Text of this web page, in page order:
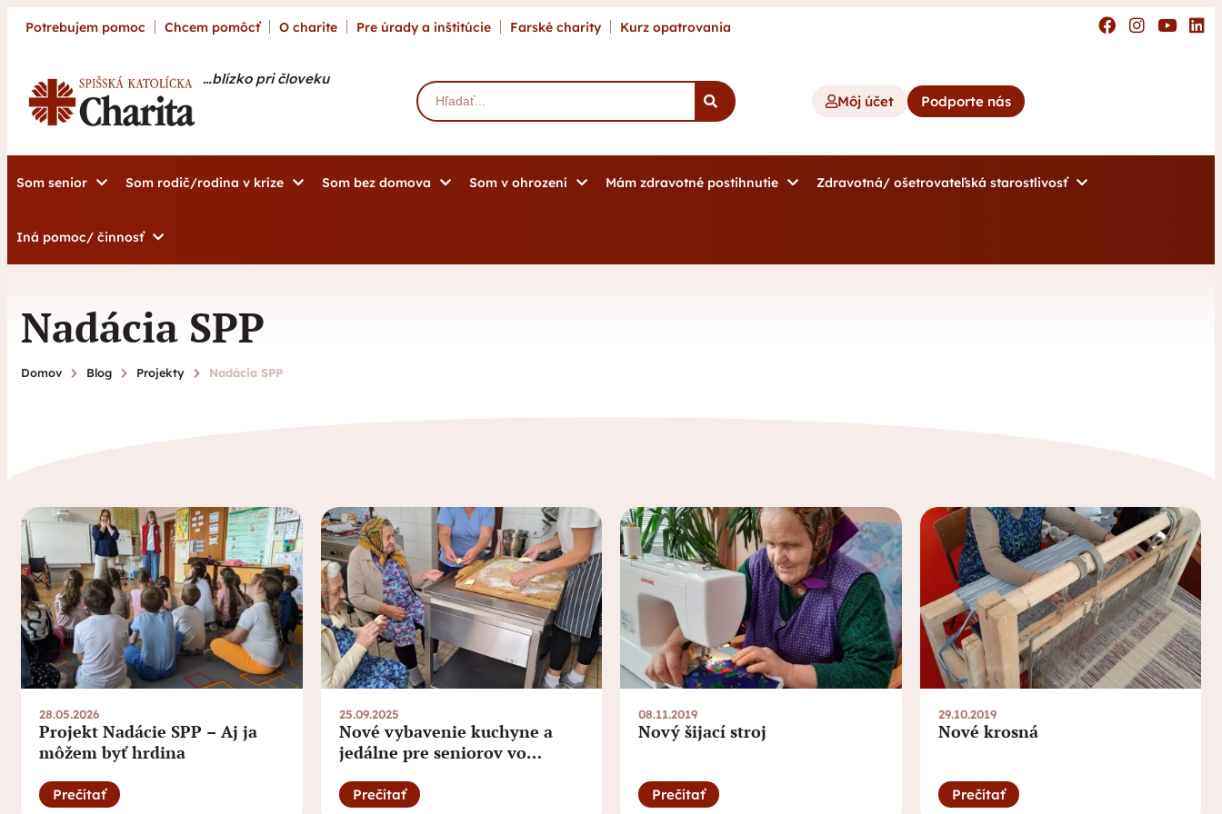
Potrebujem pomoc Chcem pomôcť O charite Pre úrady a inštitúcie Farské charity Kurz opatrovania
…blízko pri človeku
Môj účet
Podporte nás
Som senior Som rodič/rodina v kríze Som bez domova Som v ohrození Mám zdravotné postihnutie Zdravotná/ ošetrovateľská starostlivosť
Iná pomoc/ činnosť
Nadácia SPP
Domov Blog Projekty Nadácia SPP
28.05.2026
Projekt Nadácie SPP – Aj ja
môžem byť hrdina
Prečítať
25.09.2025
Nové vybavenie kuchyne a
jedálne pre seniorov vo
podpore Nadácie SPP
Prečítať
08.11.2019
Nový šijací stroj
Prečítať
29.10.2019
Nové krosná
Prečítať